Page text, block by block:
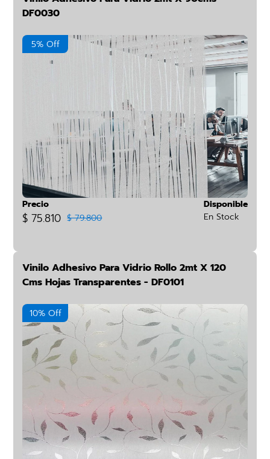
DF0030
5% Off
Precio
$ 75.810 $ 79.800
Disponible
En Stock
Vinilo Adhesivo Para Vidrio Rollo 2mt X 120
Cms Hojas Transparentes - DF0101
10% Off